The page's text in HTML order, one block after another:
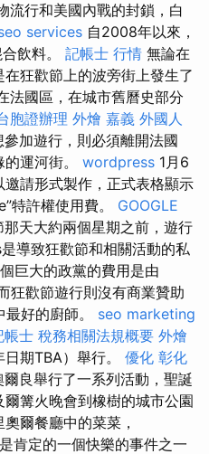
流行和美國內戰的封鎖，白
services 自2008年以來，
飲料。 記帳士 行情 無論在
狂歡節上的波旁街上發生了
法國區，在城市舊曆史部分
胞證辦理 外燴 嘉義 外國人
參加遊行，則必須離開法國
運河街。 wordpress 1月6
請形式製作，正式表格顯示
特許權使用費。 GOOGLE
天大約兩個星期之前，遊行
導致狂歡節和相關活動的私
巨大的政黨的費用是由
狂歡節遊行則沒有商業贊助
好的廚師。 seo marketing
帳士 稅務相關法規概要 外燴
期TBA）舉行。 優化 彰化
良舉行了一系列活動，聖誕
篝火晚會到橡樹的城市公園
爾餐廳中的菜菜，
肯定的一個快樂的事件之一